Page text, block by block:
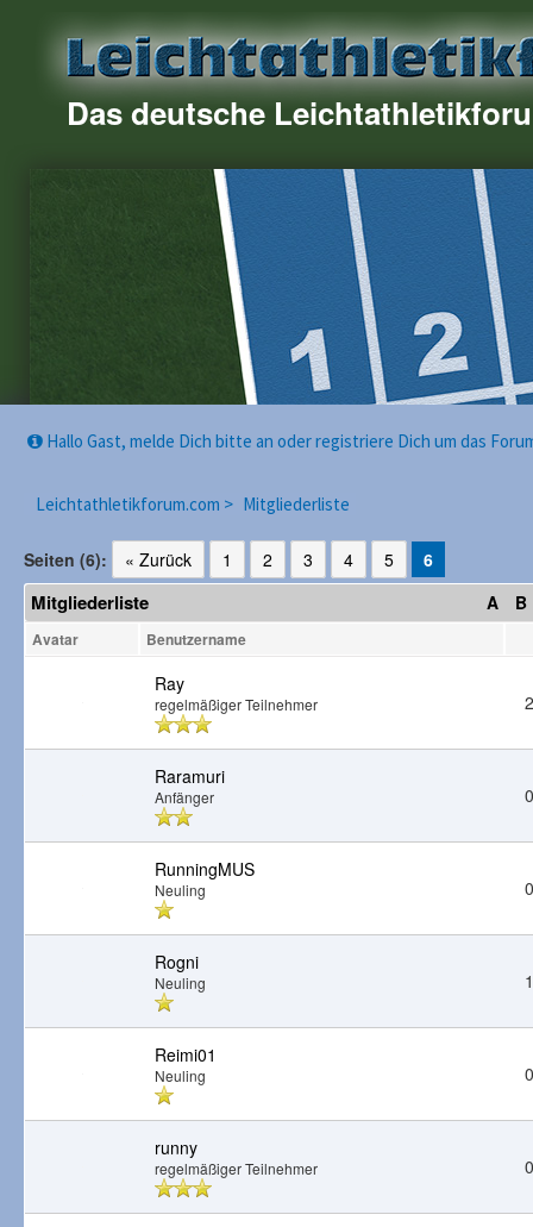
Das deutsche
Hallo Gast, melde Dich bitte an oder registriere Dich um das
Leichtathletikforum.com > Mitgliederliste
Seiten (6): « Zurück 1 2 3 4 5
6
A
B
Mitgliederliste
Avatar Benutzername
Ray
regelmäßiger Teilnehmer
Raramuri
Anfänger
RunningMUS
Neuling
Rogni
Neuling
Reimi01
Neuling
runny
regelmäßiger Teilnehmer